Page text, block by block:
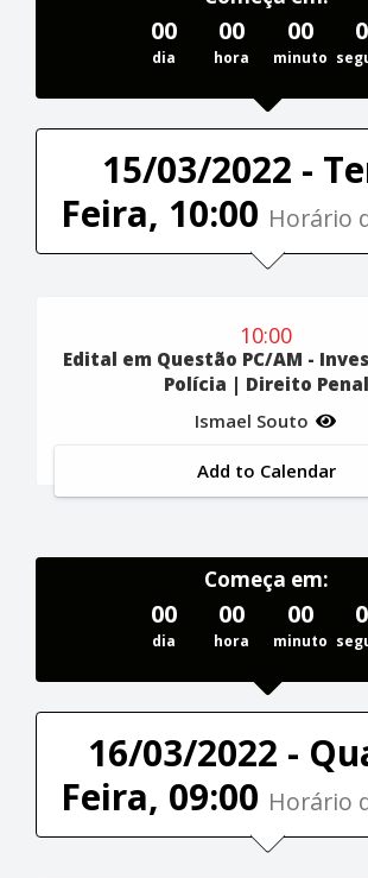
00
dia
00
hora
00
minuto
15/03/2022 -
Feira, 10:00 Horário
10:00
Edital em Questão PC/AM -
Polícia | Direito Penal
Ismael Souto
Add to Calendar
Começa em:
00
dia
00
hora
00
minuto
16/03/2022 -
Feira, 09:00 Horário